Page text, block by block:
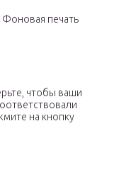
печать
чтобы ваши
на кнопку